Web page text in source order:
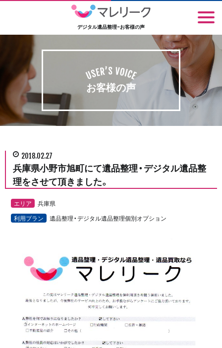
デジタル遺品整理-お客様の声
お客様の声
2018.02.27
兵庫県小野市旭町にて遺品整理・デジタル遺品整
理をさせて頂きました。
エリア
兵庫県
利用プラン
遺品整理・デジタル遺品整理個別オプション